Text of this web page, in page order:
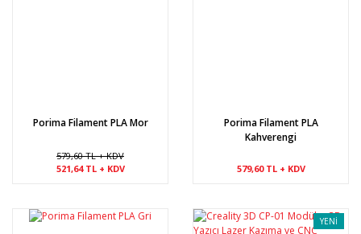
Porima Filament PLA Mor
579,60 TL + KDV
521,64 TL + KDV
Porima Filament PLA
Kahverengi
579,60 TL + KDV
YENİ